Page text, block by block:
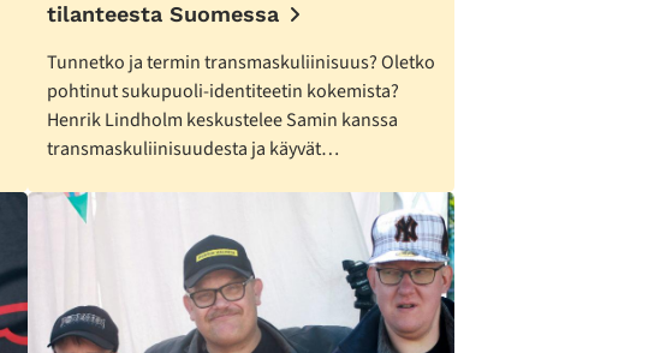
tilanteesta Suomessa
Tunnetko ja termin transmaskuliinisuus? Oletko
pohtinut sukupuoli-identiteetin kokemista?
Henrik Lindholm keskustelee Samin kanssa
transmaskuliinisuudesta ja käyvät…